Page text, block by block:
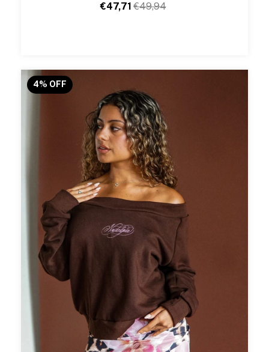
€47,71€49,94
4% OFF